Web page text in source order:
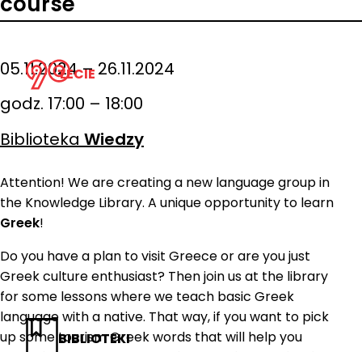
LECIE
BIBLIOTEKI
05.11.2024 – 26.11.2024
godz. 17:00 – 18:00
Biblioteka Wiedzy
Attention! We are creating a new language group in
the Knowledge Library. A unique opportunity to learn
Greek!
Do you have a plan to visit Greece or are you just
Greek culture enthusiast? Then join us at the library
for some lessons where we teach basic Greek
language with a native. That way, if you want to pick
up some tourism Greek words that will help you